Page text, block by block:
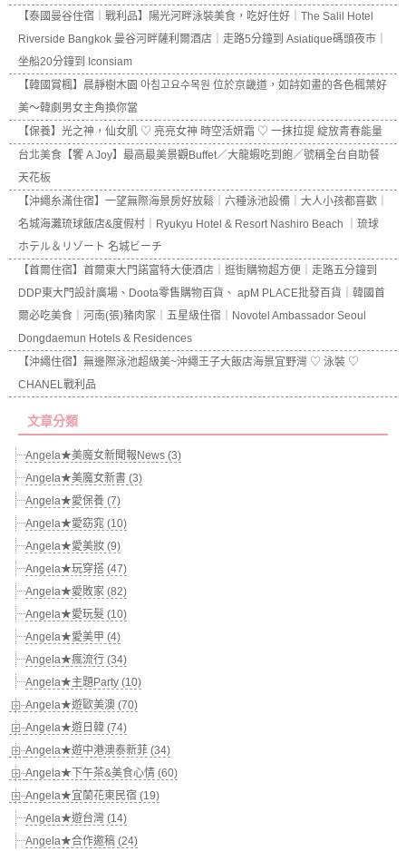
【泰國曼谷住宿｜戰利品】陽光河畔泳裝美食，吃好住好｜The Salil Hotel
Riverside Bangkok 曼谷河畔薩利爾酒店｜走路5分鐘到 Asiatique碼頭夜市｜
坐船20分鐘到 Iconsiam
【韓國賞楓】晨靜樹木園 아침고요수목원 位於京畿道，如詩如畫的各色楓葉好
美～韓劇男女主角換你當
【保養】光之神，仙女肌 ♡ 亮亮女神 時空活妍霜 ♡ 一抹拉提 綻放青春能量
台北美食【饗 A Joy】最高最美景觀Buffet／大龍蝦吃到飽／號稱全台自助餐
天花板
【沖繩糸滿住宿】一望無際海景房好放鬆｜六種泳池設備｜大人小孩都喜歡｜
名城海灘琉球飯店&度假村｜Ryukyu Hotel & Resort Nashiro Beach ｜琉球
ホテル＆リゾート 名城ビーチ
【首爾住宿】首爾東大門諾富特大使酒店｜逛街購物超方便｜走路五分鐘到
DDP東大門設計廣場、Doota零售購物百貨、 apM PLACE批發百貨｜韓國首
爾必吃美食｜河南(張)豬肉家｜五星級住宿｜Novotel Ambassador Seoul
Dongdaemun Hotels & Residences
【沖繩住宿】無邊際泳池超級美~沖繩王子大飯店海景宜野灣 ♡ 泳裝 ♡
CHANEL戰利品
文章分類
Angela★美魔女新聞報News (3)
Angela★美魔女新書 (3)
Angela★愛保養 (7)
Angela★愛窈窕 (10)
Angela★愛美妝 (9)
Angela★玩穿搭 (47)
Angela★愛敗家 (82)
Angela★愛玩髮 (10)
Angela★愛美甲 (4)
Angela★瘋流行 (34)
Angela★主題Party (10)
Angela★遊歐美澳 (70)
Angela★遊日韓 (74)
Angela★遊中港澳泰新菲 (34)
Angela★下午茶&美食心情 (60)
Angela★宜蘭花東民宿 (19)
Angela★遊台灣 (14)
Angela★合作邀稿 (24)